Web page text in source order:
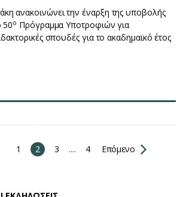
ανακοινώνει την έναρξη της υποβολής
50ο Πρόγραμμα Υποτροφιών για
σπουδές για το ακαδημαϊκό έτος
1 2 3 .... 4 Επόμενο